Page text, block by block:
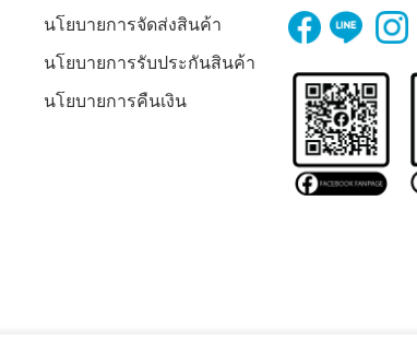
นโยบายการจัดส่งสินค้า
นโยบายการรับประกันสินค้า
นโยบายการคืนเงิน